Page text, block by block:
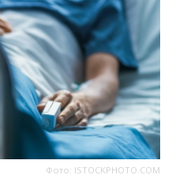
Фото: ISTOCKPHOTO.COM